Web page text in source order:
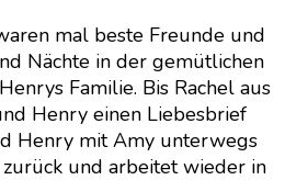
mal beste Freunde und
Nächte in der gemütlichen
Familie. Bis Rachel aus
Henry einen Liebesbrief
Henry mit Amy unterwegs
und arbeitet wieder in